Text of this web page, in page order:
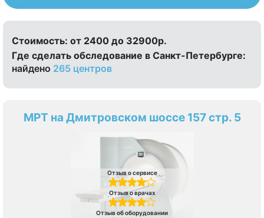
Стоимость: от 2400 до 32900р.
Где сделать обследование в Санкт-Петербурге:
найдено 265 центров
МРТ на Дмитровском шоссе 157 стр. 5
Отзыв о сервисе
Отзыв о врачах
Отзыв об оборудовании